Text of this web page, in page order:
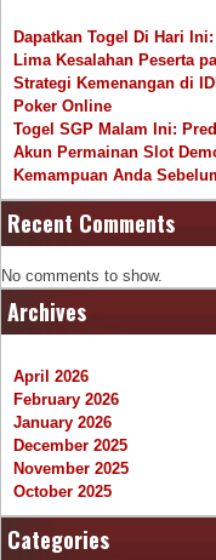
Dapatkan Togel Di Hari
Lima Kesalahan Peserta
Strategi Kemenangan di
Poker Online
Togel SGP Malam Ini:
Akun Permainan Slot
Kemampuan Anda
Recent Comments
No comments to show.
Archives
April 2026
February 2026
January 2026
December 2025
November 2025
October 2025
Categories